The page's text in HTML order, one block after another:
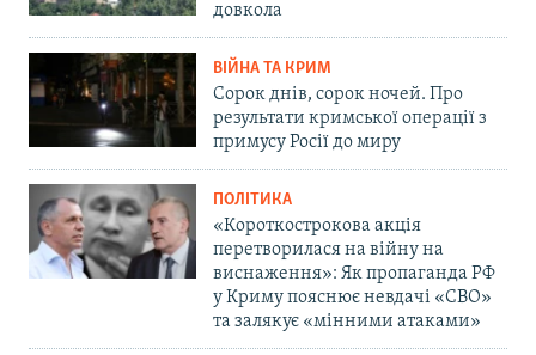
довкола
ВІЙНА ТА КРИМ
Сорок днів, сорок ночей. Про
результати кримської операції з
примусу Росії до миру
ПОЛІТИКА
«Короткострокова акція
перетворилася на війну на
виснаження»: Як пропаганда РФ
у Криму пояснює невдачі «СВО»
та залякує «мінними атаками»